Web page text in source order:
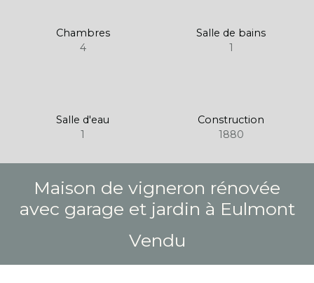
Chambres
4
Salle de bains
1
Salle d'eau
1
Construction
1880
Maison de vigneron rénovée
avec garage et jardin à Eulmont
Vendu